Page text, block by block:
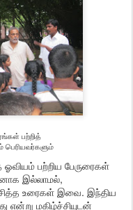
பற்றித்
பெரியவர்களும்
பற்றிய பேருரைகள்
இல்லாமல்,
உரைகள் இவை. இந்திய
என்று மகிழ்ச்சியுடன்